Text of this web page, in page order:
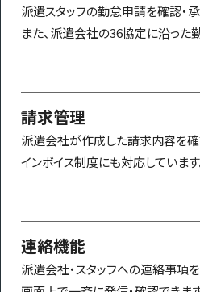
派遣スタッフの勤怠申請を確認・承
また、派遣会社の36協定に沿った
請求管理
派遣会社が作成した請求内容を確
インボイス制度にも対応しています
連絡機能
派遣会社・スタッフへの連絡事項を